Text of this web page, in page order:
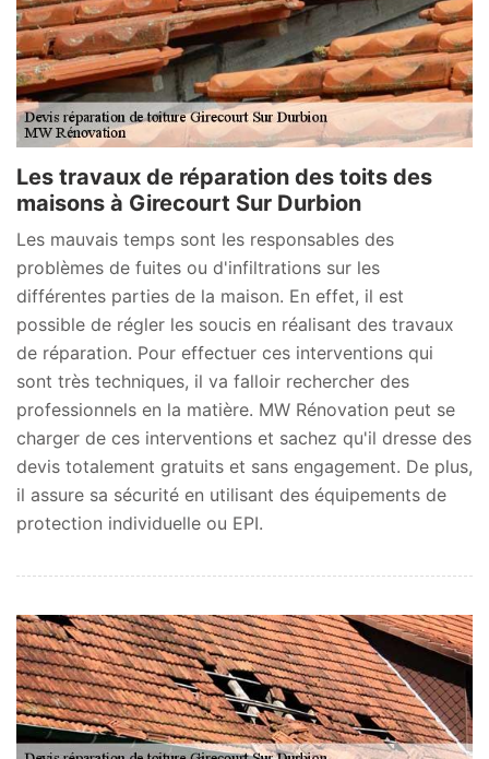
Les travaux de réparation des toits des
maisons à Girecourt Sur Durbion
Les mauvais temps sont les responsables des
problèmes de fuites ou d'infiltrations sur les
différentes parties de la maison. En effet, il est
possible de régler les soucis en réalisant des travaux
de réparation. Pour effectuer ces interventions qui
sont très techniques, il va falloir rechercher des
professionnels en la matière. MW Rénovation peut se
charger de ces interventions et sachez qu'il dresse des
devis totalement gratuits et sans engagement. De plus,
il assure sa sécurité en utilisant des équipements de
protection individuelle ou EPI.